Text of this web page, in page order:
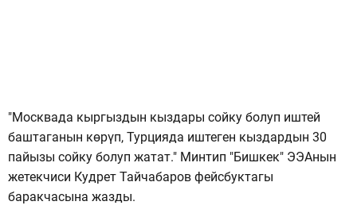
"Москвада кыргыздын кыздары сойку болуп иштей
баштаганын көрүп, Турцияда иштеген кыздардын 30
пайызы сойку болуп жатат." Минтип "Бишкек" ЭЭАнын
жетекчиси Кудрет Тайчабаров фейсбуктагы
баракчасына жазды.